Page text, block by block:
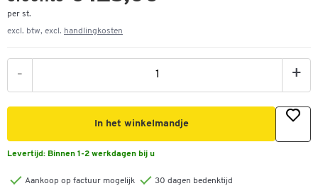
per st.
excl. btw, excl. handlingkosten
- +
In het winkelmandje
Levertijd: Binnen 1-2 werkdagen bij u
Aankoop op factuur mogelijk
30 dagen bedenktijd